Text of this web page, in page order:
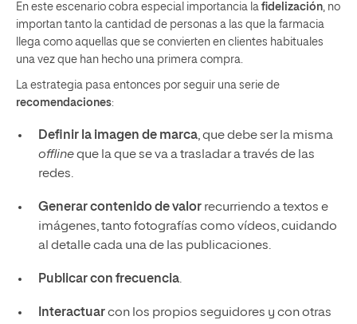
En este escenario cobra especial importancia la fidelización , no
importan tanto la cantidad de personas a las que la farmacia
llega como aquellas que se convierten en clientes habituales
una vez que han hecho una primera compra.
La estrategia pasa entonces por seguir una serie de
recomendaciones:
Definir la imagen de marca, que debe ser la misma
offlineque la que se va a trasladar a través de las
redes.
Generar contenido de valorrecurriendo a textos e
imágenes, tanto fotografías como vídeos, cuidando
al detalle cada una de las publicaciones.
Publicar con frecuencia.
Interactuarcon los propios seguidores y con otras